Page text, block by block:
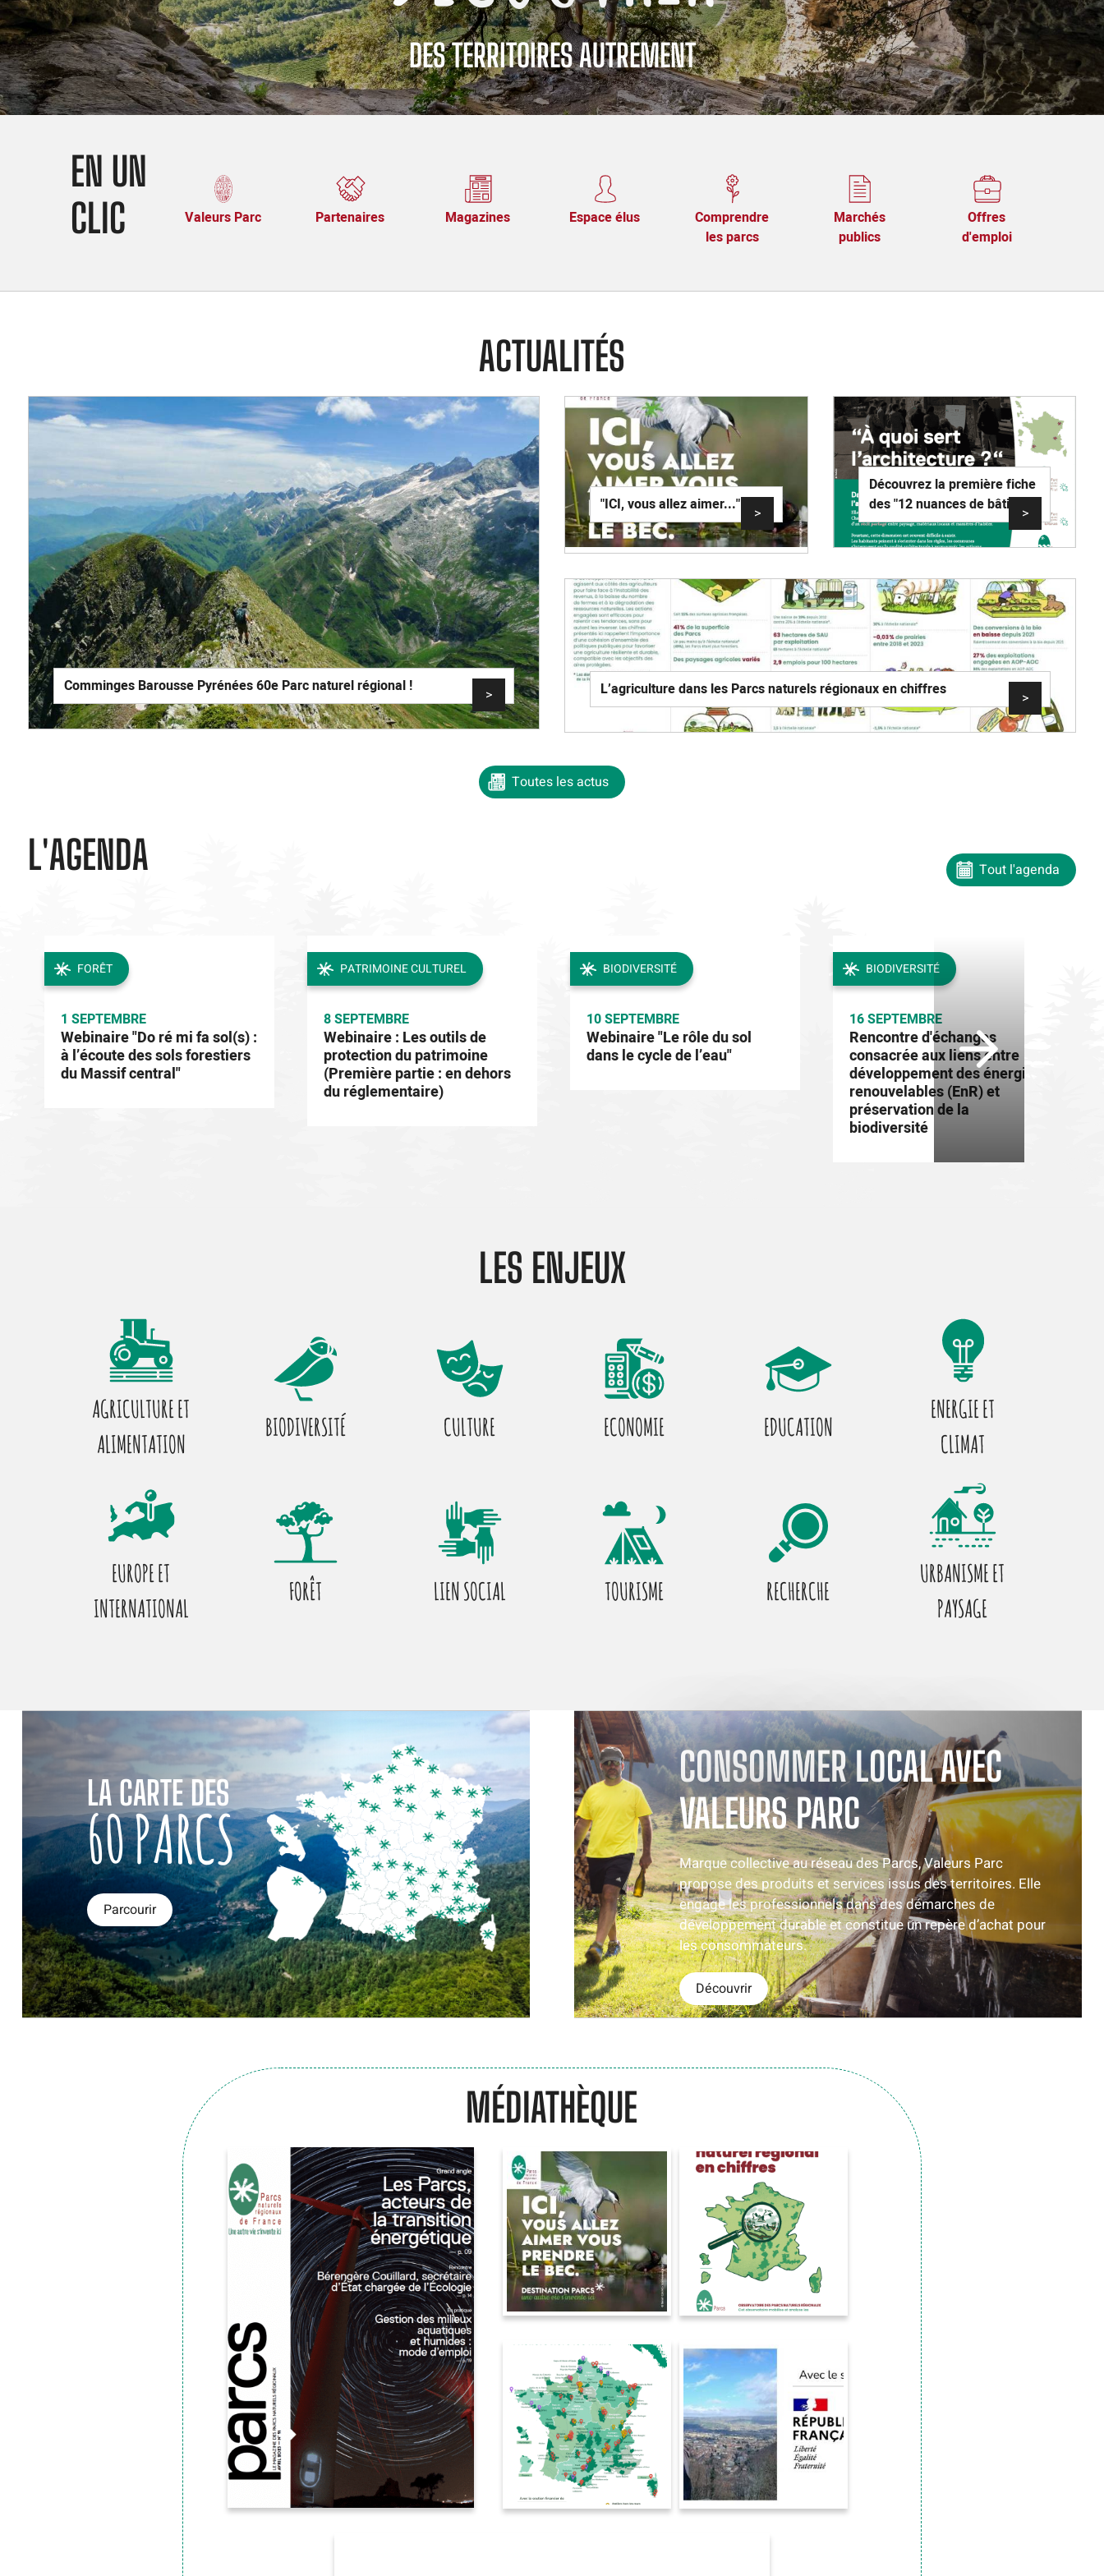
DES TERRITOIRES AUTREMENT
EN UN
CLIC
Valeurs Parc Partenaires Magazines Espace élus
Comprendre
les parcs
Marchés
publics
Offres
d'emploi
ACTUALITÉS
Comminges Barousse Pyrénées 60e Parc naturel régional ! >
Découvrez la première fiche
des "12 nuances de bâti"
>
"ICI, vous allez aimer..." >
L’agriculture dans les Parcs naturels régionaux en chiffres >
Toutes les actus
L'AGENDA
FORÊT
1 SEPTEMBRE
Webinaire "Do ré mi fa sol(s) :
à l’écoute des sols forestiers
du Massif central"
PATRIMOINE CULTUREL
8 SEPTEMBRE
Webinaire : Les outils de
protection du patrimoine
(Première partie : en dehors
du réglementaire)
BIODIVERSITÉ
10 SEPTEMBRE
Webinaire "Le rôle du sol
dans le cycle de l’eau"
BIODIVERSITÉ
16 SEPTEMBRE
Rencontre d'échanges
consacrée aux liens entre
développement des énergies
renouvelables (EnR) et
préservation de la
biodiversité
Tout l'agenda
LES ENJEUX
AGRICULTURE ET
ALIMENTATION
BIODIVERSITÉ CULTURE ECONOMIE EDUCATION
ENERGIE ET
CLIMAT
EUROPE ET
INTERNATIONAL
FORÊT LIEN SOCIAL TOURISME RECHERCHE
URBANISME ET
PAYSAGE
LA CARTE DES
60 PARCS
Parcourir
CONSOMMER LOCAL AVEC
VALEURS PARC
Marque collective au réseau des Parcs, Valeurs Parc
propose des produits et services issus des territoires. Elle
engage les professionnels dans des démarches de
développement durable et constitue un repère d’achat pour
les consommateurs.
Découvrir
MÉDIATHÈQUE